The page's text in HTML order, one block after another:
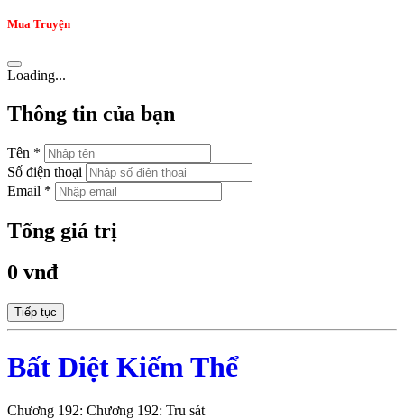
Mua Truyện
Loading...
Thông tin của bạn
Tên *
Số điện thoại
Email *
Tổng giá trị
0 vnđ
Tiếp tục
Bất Diệt Kiếm Thể
Chương 192: Chương 192: Tru sát